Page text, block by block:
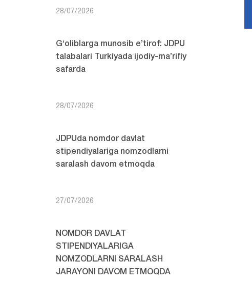
28/07/2026
G‘oliblarga munosib e’tirof: JDPU
talabalari Turkiyada ijodiy-ma’rifiy
safarda
28/07/2026
JDPUda nomdor davlat
stipendiyalariga nomzodlarni
saralash davom etmoqda
27/07/2026
NOMDOR DAVLAT
STIPENDIYALARIGA
NOMZODLARNI SARALASH
JARAYONI DAVOM ETMOQDA